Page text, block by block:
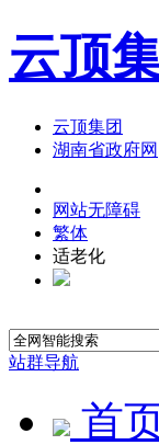
云顶
云顶集团
湖南省政府网
网站无障碍
繁体
适老化
站群导航
首